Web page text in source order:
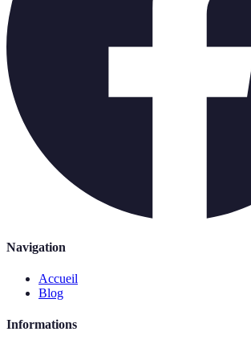
Navigation
Accueil
Blog
Informations